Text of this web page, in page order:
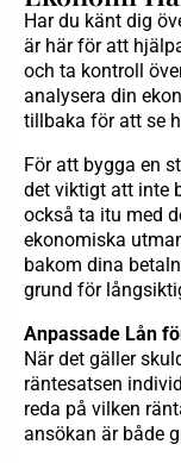
Har du känt dig
är här för att
och ta kontroll
analysera din
tillbaka för att se
För att bygga en
det viktigt att inte
också ta itu med
ekonomiska
bakom dina
grund för
Anpassade Lån
När det gäller
räntesatsen
reda på vilken
ansökan är både